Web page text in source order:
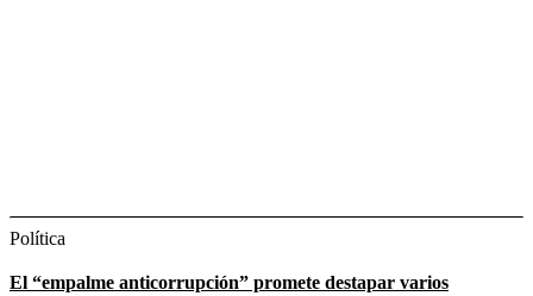
Política
El “empalme anticorrupción” promete destapar varios